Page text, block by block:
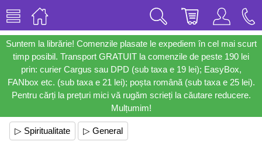
Suntem la librărie! Comenzile plasate le expediem în cel mai scurt
timp posibil. Transport GRATUIT la comenzile de peste 190 lei
prin: curier Cargus sau DPD (sub taxa e 19 lei); EasyBox,
FANbox etc. (sub taxa e 21 lei); poșta română (sub taxa e 25 lei).
Pentru cărți la prețuri mici vă rugăm scrieți la căutare reducere.
Mulțumim!
▷ Spiritualitate ▷ General